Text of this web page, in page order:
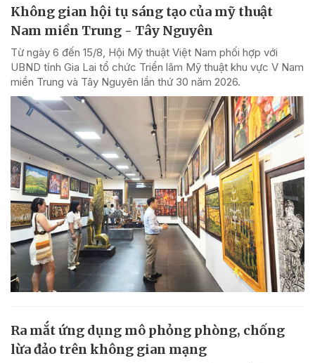
Không gian hội tụ sáng tạo của mỹ thuật
Nam miền Trung - Tây Nguyên
Từ ngày 6 đến 15/8, Hội Mỹ thuật Việt Nam phối hợp với
UBND tỉnh Gia Lai tổ chức Triển lãm Mỹ thuật khu vực V Nam
miền Trung và Tây Nguyên lần thứ 30 năm 2026.
Ra mắt ứng dụng mô phỏng phòng, chống
lừa đảo trên không gian mạng